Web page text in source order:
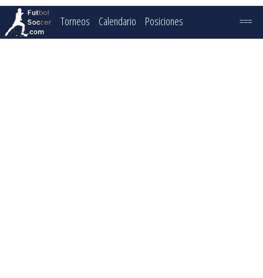
Torneos Calendario Posiciones ===